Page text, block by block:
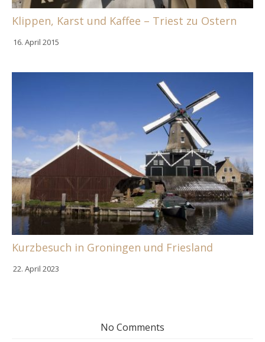
Klippen, Karst und Kaffee – Triest zu Ostern
16. April 2015
Kurzbesuch in Groningen und Friesland
22. April 2023
No Comments